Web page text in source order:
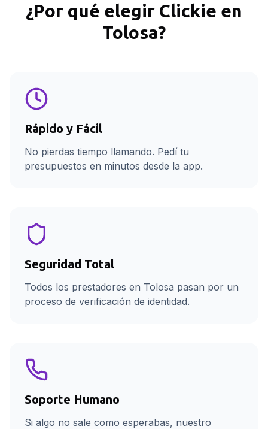
¿Por qué elegir Clickie en
Tolosa?
Rápido y Fácil
No pierdas tiempo llamando. Pedí tu
presupuestos en minutos desde la app.
Seguridad Total
Todos los prestadores en Tolosa pasan por un
proceso de verificación de identidad.
Soporte Humano
Si algo no sale como esperabas, nuestro